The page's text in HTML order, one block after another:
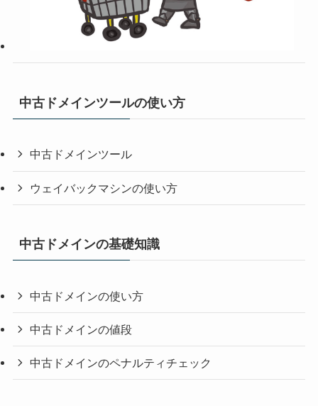
中古ドメインツールの使い方
中古ドメインツール
ウェイバックマシンの使い方
中古ドメインの基礎知識
中古ドメインの使い方
中古ドメインの値段
中古ドメインのペナルティチェック